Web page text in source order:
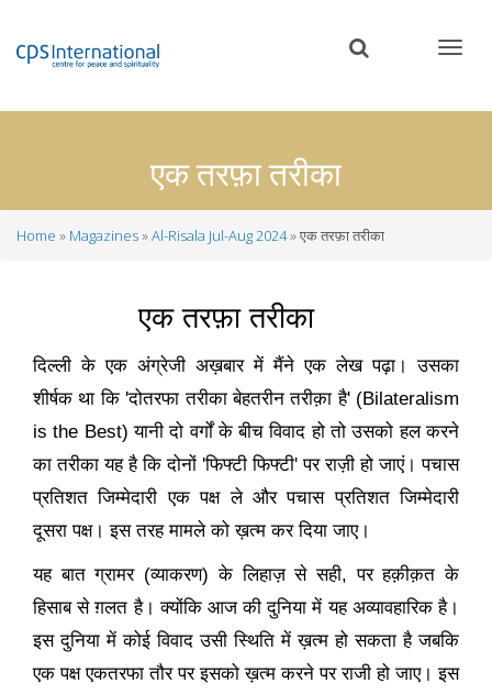
content
एक तरफ़ा तरीका
Home Magazines Al-Risala Jul-Aug 2024 एक तरफ़ा तरीका
एक तरफ़ा तरीका
दिल्ली के एक अंग्रेजी अख़बार में मैंने एक लेख पढ़ा। उसका
शीर्षक था कि'दोतरफा तरीका बेहतरीन तरीक़ा है' (Bilateralism
is the Best)यानी दो वर्गों के बीच विवाद हो तो उसको हल करने
का तरीका यह है कि दोनों 'फिफ्टी फिफ्टी'पर राज़ी हो जाएं। पचास
प्रतिशत जिम्मेदारी एक पक्ष ले और पचास प्रतिशत जिम्मेदारी
दूसरा पक्ष। इस तरह मामले को ख़त्म कर दिया जाए।
यह बात ग्रामर (व्याकरण) के लिहाज़ से सही,पर हक़ीक़त के
हिसाब से ग़लत है। क्योंकि आज की दुनिया में यह अव्यावहारिक है।
इस दुनिया में कोई विवाद उसी स्थिति में ख़त्म हो सकता है जबकि
एक पक्ष एकतरफा तौर पर इसको ख़त्म करने पर राजी हो जाए। इस